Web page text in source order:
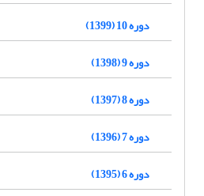
دوره 10 (1399)
دوره 9 (1398)
دوره 8 (1397)
دوره 7 (1396)
دوره 6 (1395)